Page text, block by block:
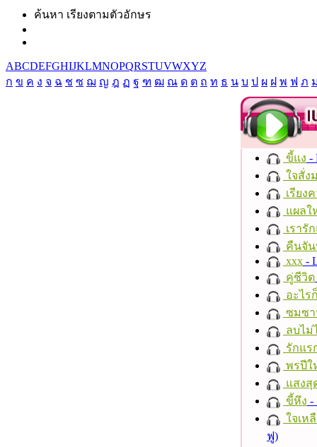
ค้นหา เรียงตามตัวอักษร
ABCDEFGHIJKLMNOPQRSTUVWXYZ
ก ข ค ง จ ฉ ช ซ ฌ ญ ฎ ฏ ฐ ฑ ฒ ณ ด ต ถ ท ธ น บ ป ผ ฝ พ ฟ ภ
ขี้แง -
ใจสั่ง
เรียง
แผลใ
เรารั
คืนจั
xxx -
คู่ชีวิต
อะไร
ซมซ
ลบไม่
รักแร
พรปีใ
แสงสุ
ขี้หึง -
ใจเห
ฟู)